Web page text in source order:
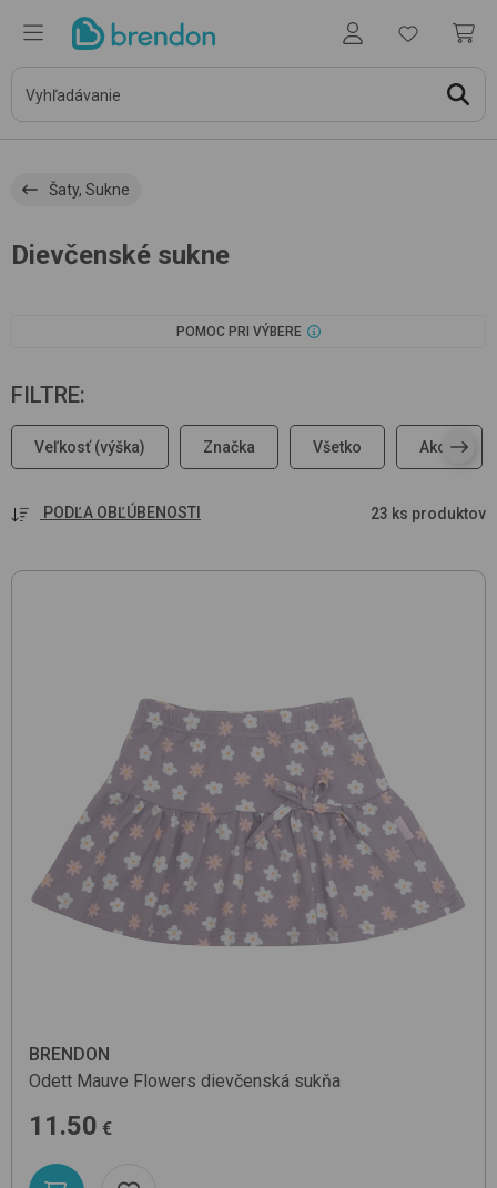
Šaty, Sukne
Dievčenské sukne
POMOC PRI VÝBERE
FILTRE:
Veľkosť (výška) Značka Všetko Akcia
PODĽA OBĽÚBENOSTI 23 ks produktov
BRENDON
Odett Mauve Flowers dievčenská sukňa
11.50 €